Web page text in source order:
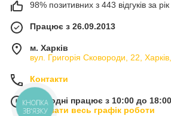
98% позитивних з 443 відгуків за рік
Працює з 26.09.2013
м. Харків
вул. Григорія Сковороди, 22,
Контакти
Сьогодні працює з 10:00 до 18:00
Показати весь графік роботи
КНОПКА
ЗВ'ЯЗКУ